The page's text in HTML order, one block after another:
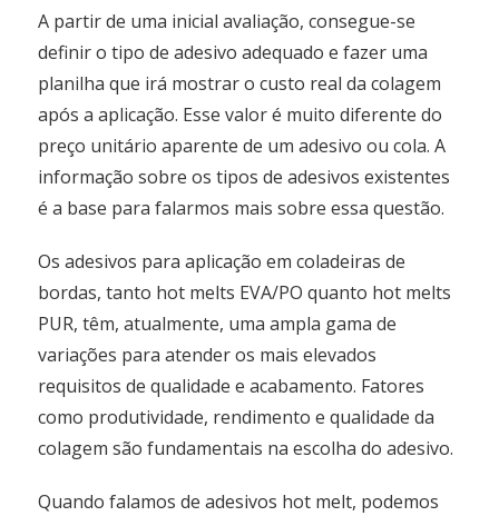
A partir de uma inicial avaliação, consegue-se
definir o tipo de adesivo adequado e fazer uma
planilha que irá mostrar o custo real da colagem
após a aplicação. Esse valor é muito diferente do
preço unitário aparente de um adesivo ou cola. A
informação sobre os tipos de adesivos existentes
é a base para falarmos mais sobre essa questão.
Os adesivos para aplicação em coladeiras de
bordas, tanto hot melts EVA/PO quanto hot melts
PUR, têm, atualmente, uma ampla gama de
variações para atender os mais elevados
requisitos de qualidade e acabamento. Fatores
como produtividade, rendimento e qualidade da
colagem são fundamentais na escolha do adesivo.
Quando falamos de adesivos hot melt, podemos